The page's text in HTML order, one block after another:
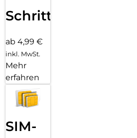
Schritten
ab 4,99 €
inkl. MwSt.
Mehr
erfahren
SIM-